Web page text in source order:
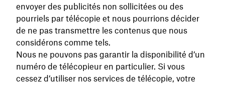
envoyer des publicités non sollicitées ou des
pourriels par télécopie et nous pourrions décider
de ne pas transmettre les contenus que nous
considérons comme tels.
Nous ne pouvons pas garantir la disponibilité d’un
numéro de télécopieur en particulier. Si vous
cessez d’utiliser nos services de télécopie, votre